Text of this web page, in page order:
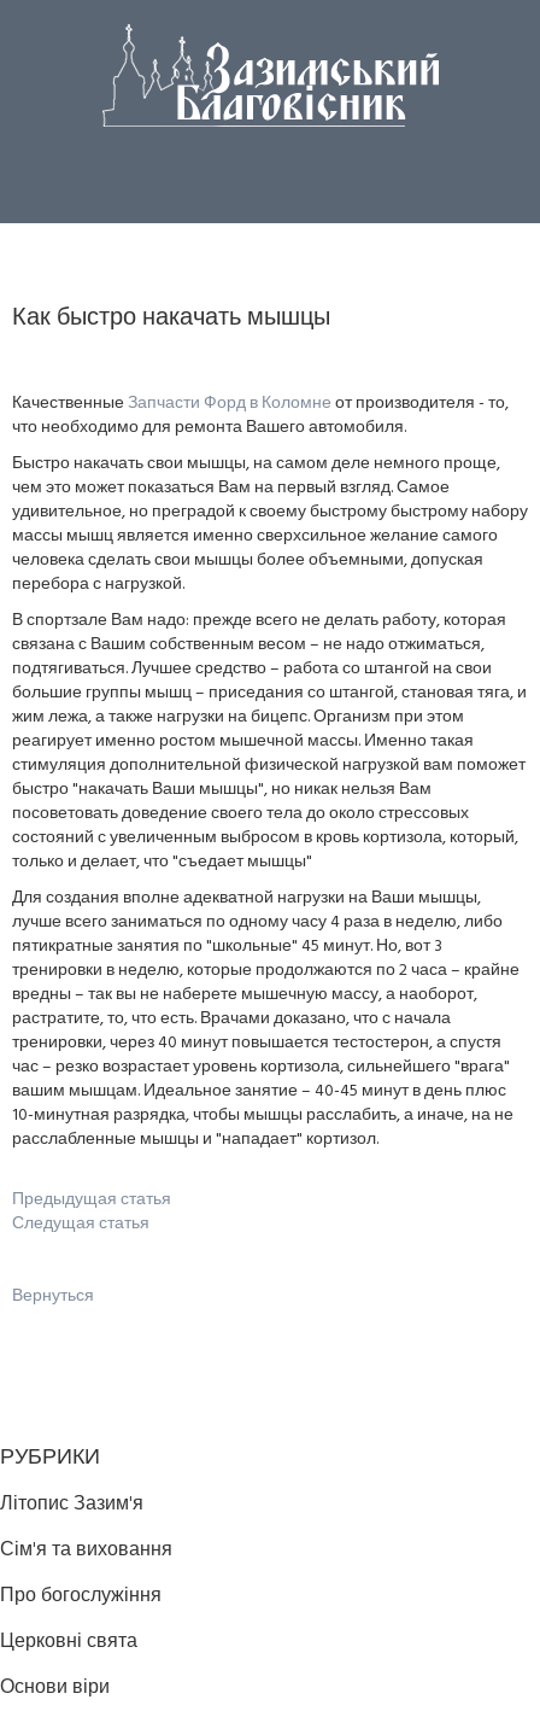
Как быстро накачать мышцы
КачественныеЗапчасти Форд в Коломнеот производителя - то,
что необходимо для ремонта Вашего автомобиля.
Быстро накачать свои мышцы, на самом деле немного проще,
чем это может показаться Вам на первый взгляд. Самое
удивительное, но преградой к своему быстрому быстрому набору
массы мышц является именно сверхсильное желание самого
человека сделать свои мышцы более объемными, допуская
перебора с нагрузкой.
В спортзале Вам надо: прежде всего не делать работу, которая
связана с Вашим собственным весом – не надо отжиматься,
подтягиваться. Лучшее средство – работа со штангой на свои
большие группы мышц – приседания со штангой, становая тяга, и
жим лежа, а также нагрузки на бицепс. Организм при этом
реагирует именно ростом мышечной массы. Именно такая
стимуляция дополнительной физической нагрузкой вам поможет
быстро "накачать Ваши мышцы", но никак нельзя Вам
посоветовать доведение своего тела до около стрессовых
состояний с увеличенным выбросом в кровь кортизола, который,
только и делает, что "съедает мышцы"
Для создания вполне адекватной нагрузки на Ваши мышцы,
лучше всего заниматься по одному часу 4 раза в неделю, либо
пятикратные занятия по "школьные" 45 минут. Но, вот 3
тренировки в неделю, которые продолжаются по 2 часа – крайне
вредны – так вы не наберете мышечную массу, а наоборот,
растратите, то, что есть. Врачами доказано, что с начала
тренировки, через 40 минут повышается тестостерон, а спустя
час – резко возрастает уровень кортизола, сильнейшего "врага"
вашим мышцам. Идеальное занятие – 40-45 минут в день плюс
10-минутная разрядка, чтобы мышцы расслабить, а иначе, на не
расслабленные мышцы и "нападает" кортизол.
Предыдущая статья
Следущая статья
Вернуться
РУБРИКИ
Літопис Зазим'я
Сім'я та виховання
Про богослужіння
Церковні свята
Основи віри